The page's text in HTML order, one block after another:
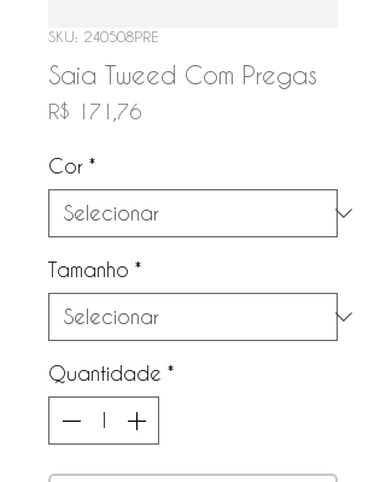
SKU: 240508PRE
Saia Tweed Com Pregas
R$ 171,76Preço
Cor *
Tamanho *
Quantidade *